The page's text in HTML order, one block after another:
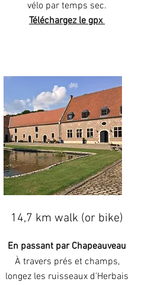
vélo par temps sec.
Téléchargez le gpx
14,7 km walk (or bike)
En passant par Chapeauveau
À travers prés et champs,
longez les ruisseaux d'Herbais